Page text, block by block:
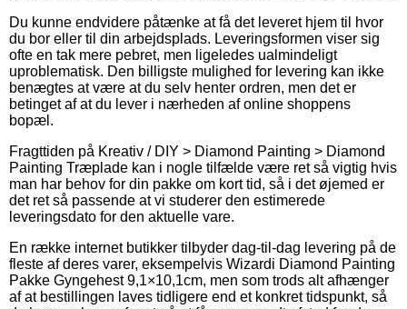
Du kunne endvidere påtænke at få det leveret hjem til hvor
du bor eller til din arbejdsplads. Leveringsformen viser sig
ofte en tak mere pebret, men ligeledes ualmindeligt
uproblematisk. Den billigste mulighed for levering kan ikke
benægtes at være at du selv henter ordren, men det er
betinget af at du lever i nærheden af online shoppens
bopæl.
Fragttiden på Kreativ / DIY > Diamond Painting > Diamond
Painting Træplade kan i nogle tilfælde være ret så vigtig hvis
man har behov for din pakke om kort tid, så i det øjemed er
det ret så passende at vi studerer den estimerede
leveringsdato for den aktuelle vare.
En række internet butikker tilbyder dag-til-dag levering på de
fleste af deres varer, eksempelvis Wizardi Diamond Painting
Pakke Gyngehest 9,1×10,1cm, men som trods alt afhænger
af at bestillingen laves tidligere end et konkret tidspunkt, så